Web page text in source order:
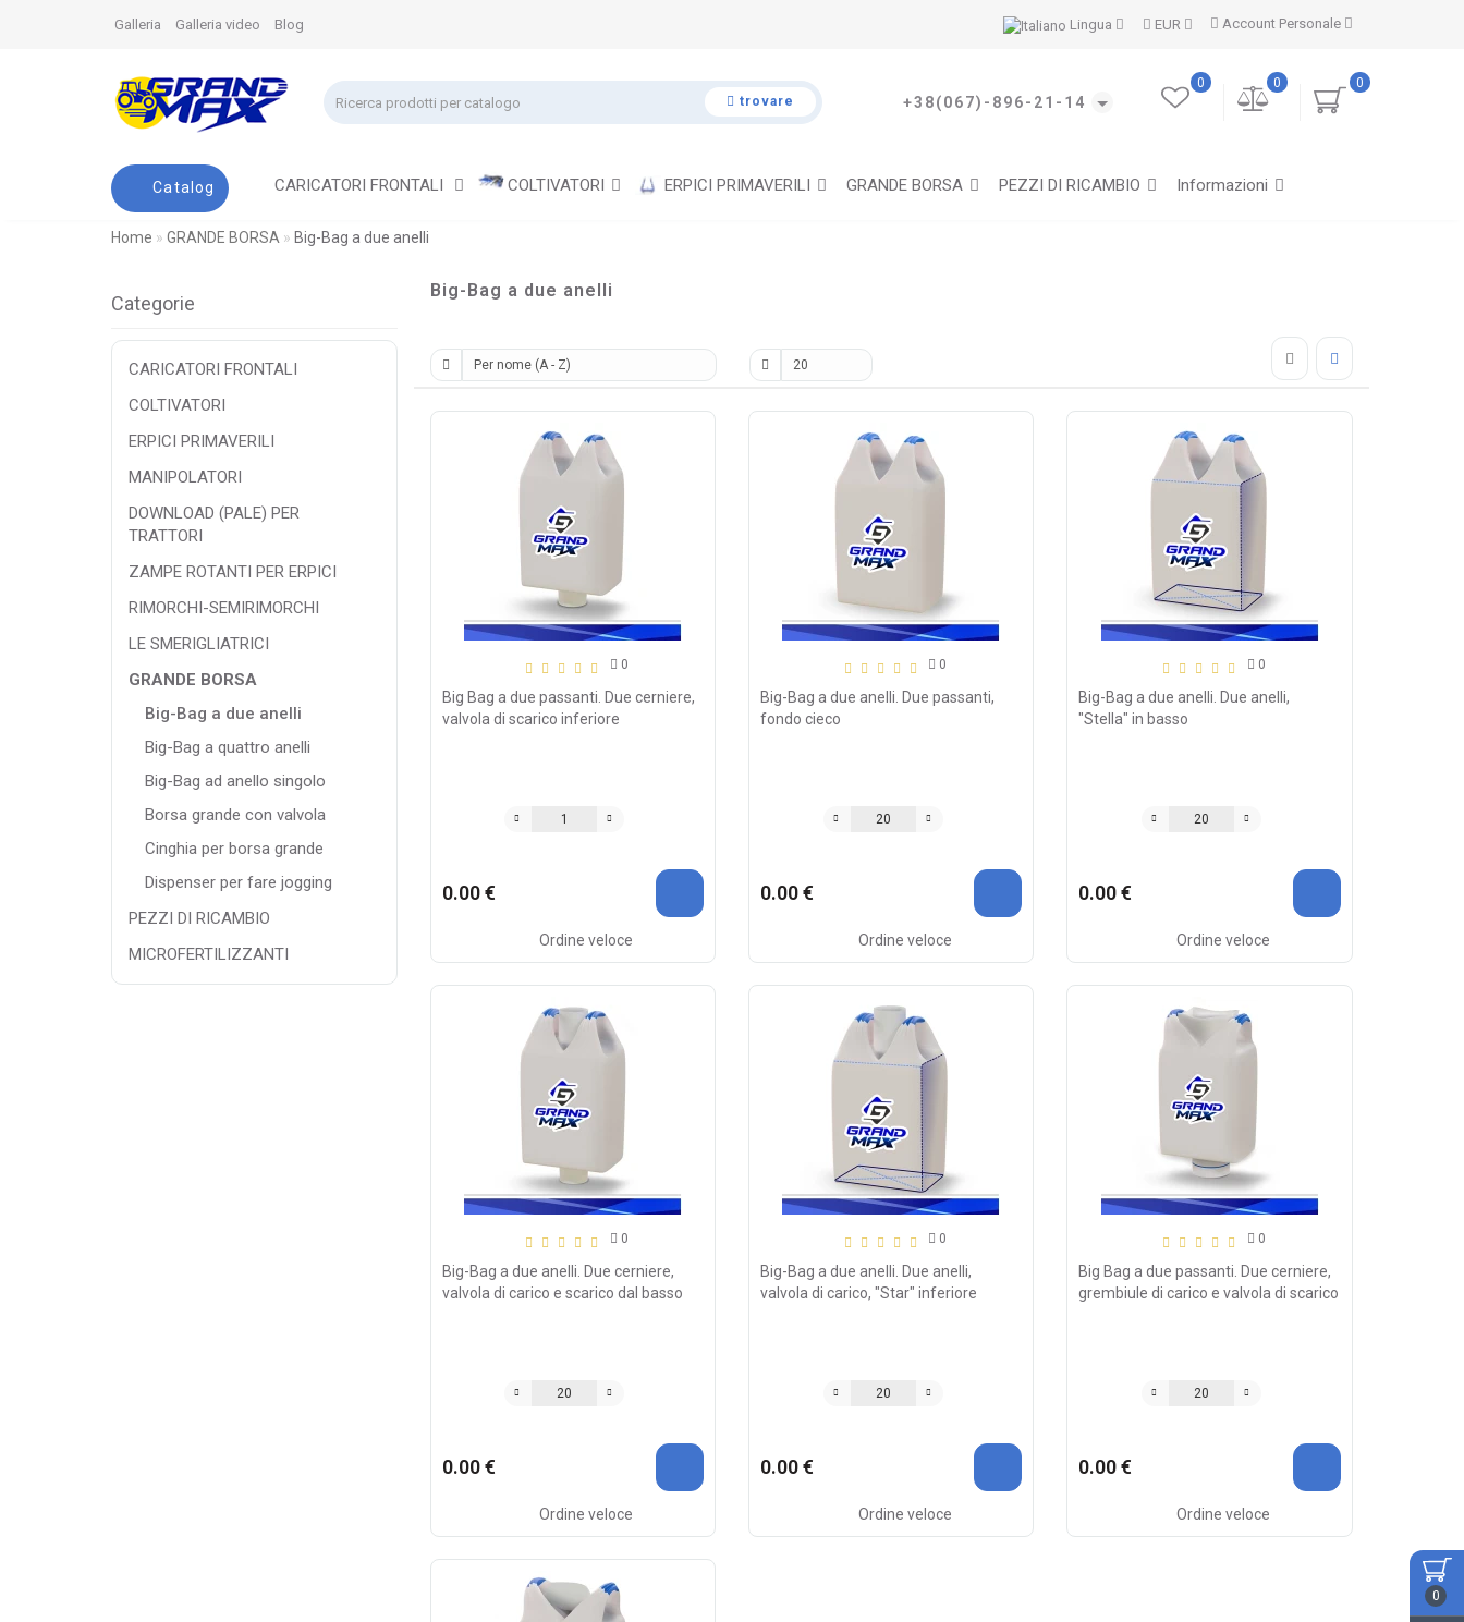
0
Account Personale
EUR
Lingua
Galleria Galleria video Blog
trovare +38(067)-896-21-14
0
0
0
Catalog CARICATORI FRONTALI COLTIVATORI ERPICI PRIMAVERILI GRANDE BORSA PEZZI DI RICAMBIO Informazioni
Home GRANDE BORSA Big-Bag a due anelli
Categorie
CARICATORI FRONTALI
COLTIVATORI
ERPICI PRIMAVERILI
MANIPOLATORI
DOWNLOAD (PALE) PER
TRATTORI
ZAMPE ROTANTI PER ERPICI
RIMORCHI-SEMIRIMORCHI
LE SMERIGLIATRICI
GRANDE BORSA
Big-Bag a due anelli
Big-Bag a quattro anelli
Big-Bag ad anello singolo
Borsa grande con valvola
Cinghia per borsa grande
Dispenser per fare jogging
PEZZI DI RICAMBIO
MICROFERTILIZZANTI
Big-Bag a due anelli
0
Big Bag a due passanti. Due cerniere,
valvola di scarico inferiore
0.00 €
Ordine veloce
0
Big-Bag a due anelli. Due passanti,
fondo cieco
0.00 €
Ordine veloce
0
Big-Bag a due anelli. Due anelli,
"Stella" in basso
0.00 €
Ordine veloce
0
Big-Bag a due anelli. Due cerniere,
valvola di carico e scarico dal basso
0.00 €
Ordine veloce
0
Big-Bag a due anelli. Due anelli,
valvola di carico, "Star" inferiore
0.00 €
Ordine veloce
0
Big Bag a due passanti. Due cerniere,
grembiule di carico e valvola di scarico
0.00 €
Ordine veloce